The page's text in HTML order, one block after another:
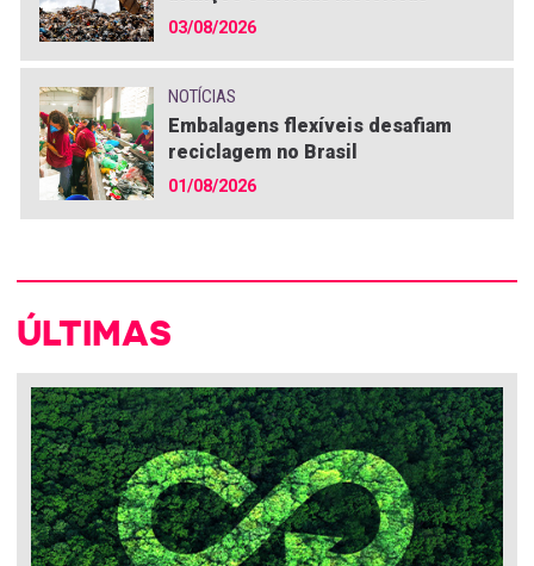
03/08/2026
NOTÍCIAS
Embalagens flexíveis desafiam
reciclagem no Brasil
01/08/2026
ÚLTIMAS